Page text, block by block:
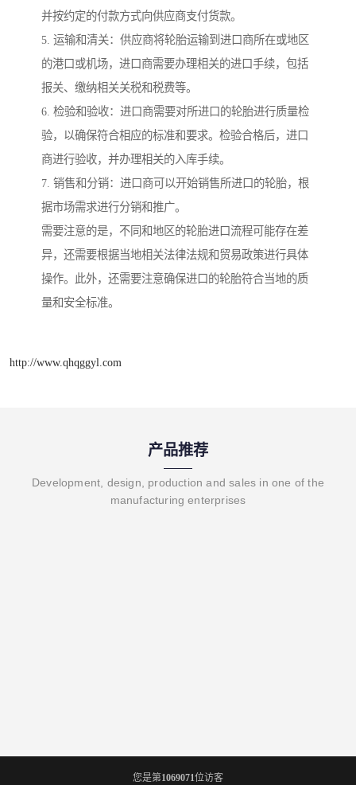
并按约定的付款方式向供应商支付货款。
5. 运输和清关：供应商将轮胎运输到进口商所在或地区
的港口或机场，进口商需要办理相关的进口手续，包括
报关、缴纳相关关税和税费等。
6. 检验和验收：进口商需要对所进口的轮胎进行质量检
验，以确保符合相应的标准和要求。检验合格后，进口
商进行验收，并办理相关的入库手续。
7. 销售和分销：进口商可以开始销售所进口的轮胎，根
据市场需求进行分销和推广。
需要注意的是，不同和地区的轮胎进口流程可能存在差
异，还需要根据当地相关法律法规和贸易政策进行具体
操作。此外，还需要注意确保进口的轮胎符合当地的质
量和安全标准。
http://www.qhqggyl.com
产品推荐
Development, design, production and sales in one of the
manufacturing enterprises
您是第1069071位访客